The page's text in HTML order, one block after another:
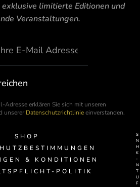
exklusive limitierte Editionen und
Veranstaltungen.
Adresse erklären Sie sich mit unseren
unserer Datenschutzrichtlinieeinverstanden.
SHOP
& KONDITIONEN
POLITIK
-